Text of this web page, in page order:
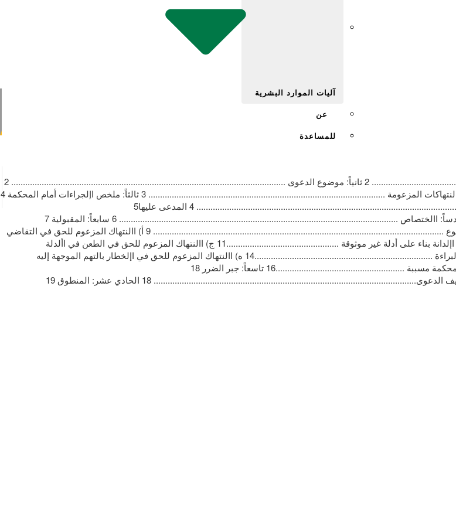
آليات الموارد البشرية
عن
للمساعدة
‫أ‪.‬‬ ‫الوقائع ‪2 ....................................................................................................................‬‬ ‫ب‪.‬‬ ‫االنتهاكات المزعومة ‪3 .....................................................................................................‬‬ ‫ثالثاً‪ :‬ملخص اإلجراءات أمام المحكمة ‪4
...................................................................................................‬‬ ‫رابعاً‪ :‬طلبات األطراف ‪4 ......................................................................................................................‬‬ ‫المدعى عليها‪5
..............................................................................................‬‬ ‫خامساً‪ :‬بشأن غياب الدولة ُ‬ ‫سادساً‪ :‬االختصاص ‪6 .......................................................................................................................‬‬ ‫سابعاً‪ :‬المقبولية ‪7
..........................................................................................................................‬‬ ‫ثامناً‪ :‬الموضوع ‪9 ............................................................................................................................‬‬ ‫أ)‬ ‫االنتهاك المزعوم للحق في التقاضي
‪10..................................................................................‬‬ ‫ب)‬ ‫االنتهاك المزعوم للحق في عدم اإلدانة بناء على أدلة غير موثوقة ‪11................................................‬‬ ‫ج)‬ ‫االنتهاك المزعوم للحق في الطعن في األدلة
المضادة‪13................................................................‬‬ ‫د)‬ ‫االنتهاك المزعوم للحق في افتراض البراءة ‪14............................................................................‬‬ ‫ه)‬ ‫االنتهاك المزعوم للحق في اإلخطار بالتهم الموجهة إليه
‪15............................................................‬‬ ‫و)‬ ‫االنتهاك المزعوم للحق في أن تكون ق اررات المحكمة مسببة ‪16.......................................................‬‬ ‫تاسعاً‪ :‬جبر الضرر ‪18
......................................................................................................................‬‬ ‫عاش ارُ‪ :‬مصاريف الدعوى‪18 ................................................................................................................‬‬ ‫الحادي عشر‪ :‬المنطوق ‪19